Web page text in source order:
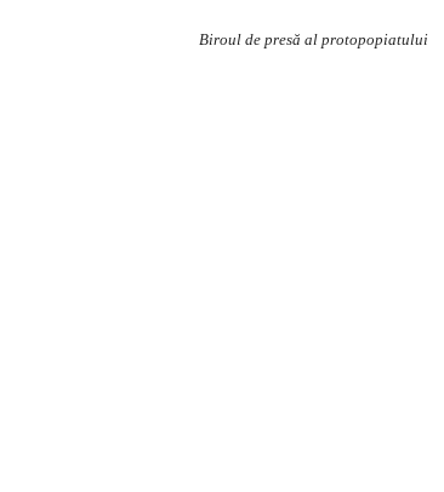
Biroul de presă al protopopiatului